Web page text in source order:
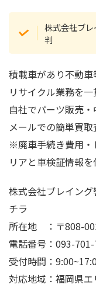
株式会社ブ
判
積載車があり不動
リサイクル業務を
自社でパーツ販売
メールでの簡単買
※廃車手続き費用・
リアと車検証情報を
株式会社ブレイン
チラ
所在地 ：〒808-
電話番号：093-
受付時間：
対応地域：福岡県エ